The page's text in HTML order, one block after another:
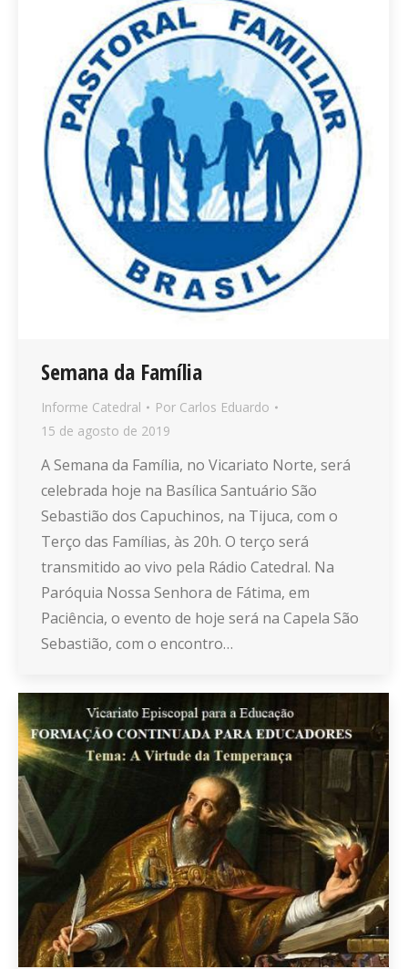
Semana da Família
Informe Catedral Por Carlos Eduardo
15 de agosto de 2019
A Semana da Família, no Vicariato Norte, será
celebrada hoje na Basílica Santuário São
Sebastião dos Capuchinos, na Tijuca, com o
Terço das Famílias, às 20h. O terço será
transmitido ao vivo pela Rádio Catedral. Na
Paróquia Nossa Senhora de Fátima, em
Paciência, o evento de hoje será na Capela São
Sebastião, com o encontro…